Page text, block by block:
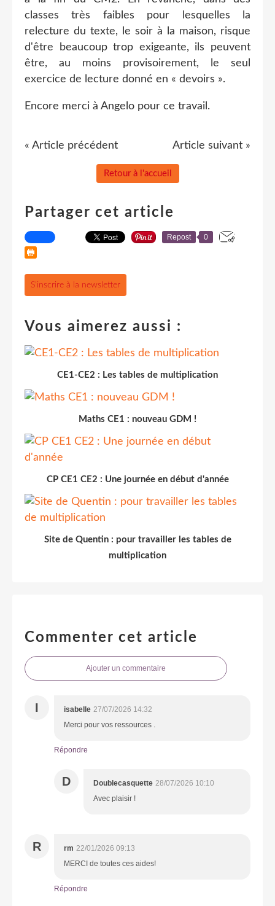
classes très faibles pour lesquelles la
relecture du texte, le soir à la maison, risque
d'être beaucoup trop exigeante, ils peuvent
être, au moins provisoirement, le seul
exercice de lecture donné en « devoirs ».
Encore merci à Angelo pour ce travail.
« Article précédent Article suivant »
Retour à l'accueil
Partager cet article
Repost 0
S'inscrire à la newsletter
Vous aimerez aussi :
CE1-CE2 : Les tables de multiplication
Maths CE1 : nouveau GDM !
CP CE1 CE2 : Une journée en début d'année
Site de Quentin : pour travailler les tables de
multiplication
Commenter cet article
Ajouter un commentaire
I isabelle 27/07/2026 14:32
Merci pour vos ressources .
Répondre
D Doublecasquette 28/07/2026 10:10
Avec plaisir !
R rm 22/01/2026 09:13
MERCI de toutes ces aides!
Répondre